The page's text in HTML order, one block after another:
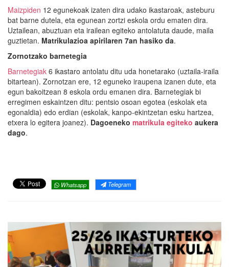
Maizpiden 12 egunekoak izaten dira udako ikastaroak, asteburu
bat barne dutela, eta egunean zortzi eskola ordu ematen dira.
Uztailean, abuztuan eta irailean egiteko antolatuta daude, maila
guztietan. Matrikulazioa apirilaren 7an hasiko da.
Zornotzako barnetegia
Barnetegiak 6 ikastaro antolatu ditu uda honetarako (uztaila-iraila
bitartean). Zornotzan ere, 12 eguneko iraupena izanen dute, eta
egun bakoitzean 8 eskola ordu emanen dira. Barnetegiak bi
erregimen eskaintzen ditu: pentsio osoan egotea (eskolak eta
egonaldia) edo erdian (eskolak, kanpo-ekintzetan esku hartzea,
etxera lo egitera joanez). Dagoeneko matrikula egiteko aukera
dago.
Whatsapp Telegram